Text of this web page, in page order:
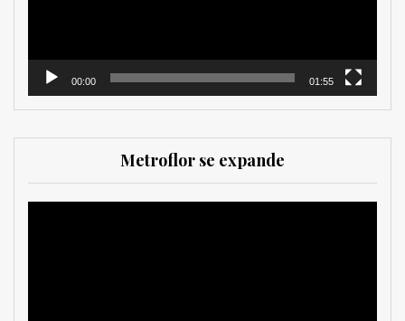
00:00 01:55
Metroflor se expande